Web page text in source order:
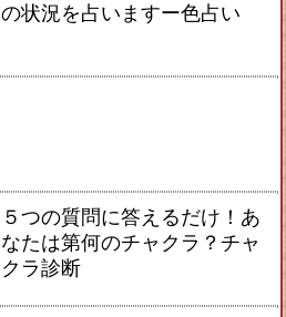
の状況を占いますー色占い
５つの質問に答えるだけ！あ
なたは第何のチャクラ？チャ
クラ診断